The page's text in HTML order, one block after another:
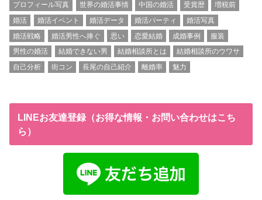
プロフィール写真
世界の婚活事情 中国の婚活 受賞歴
増税前
婚活
婚活イベント 婚活データ 婚活パーティ
婚活写真
婚活戦略
婚活男性へ捧ぐ 思い 恋愛結婚 成婚事例
服装
男性の婚活
結婚できない男 結婚相談所とは
結婚相談所のウワサ
自己分析
街コン 長尾の自己紹介 離婚率 魅力
LINEお友達登録（お得な情報・お問い合わせはこち
ら）